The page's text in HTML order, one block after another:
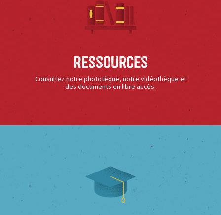
Ressources
Consultez notre phototèque, notre vidéothèque et
des documents en libre accès.